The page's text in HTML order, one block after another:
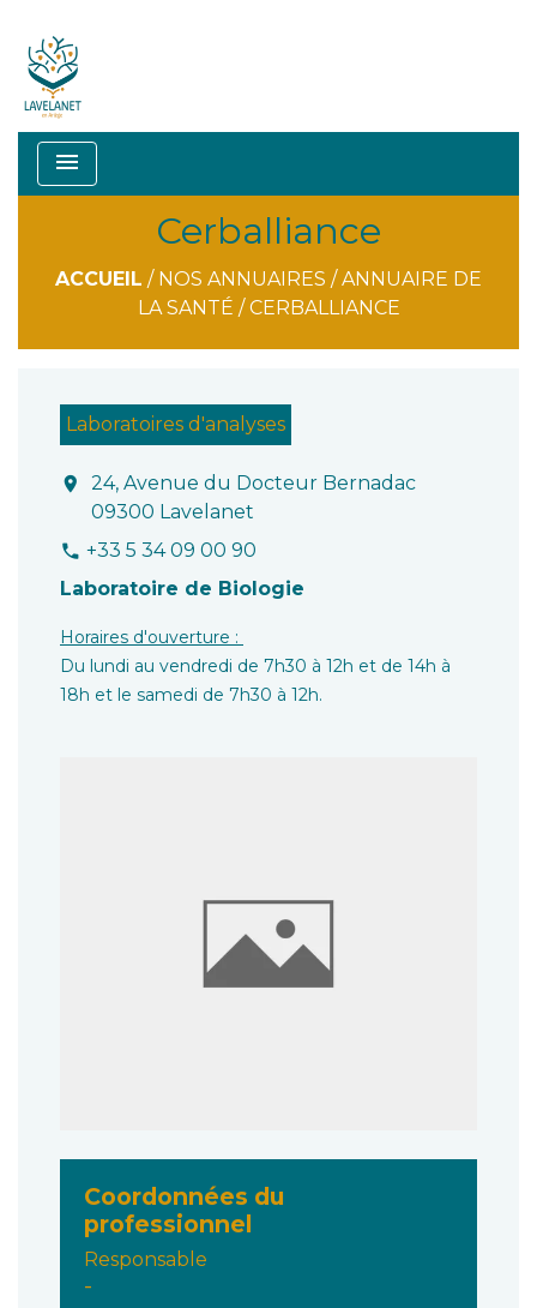
menu
Cerballiance
ACCUEIL / NOS ANNUAIRES /ANNUAIRE DE
LA SANTÉ /CERBALLIANCE
Laboratoires d'analyses
location_on
24, Avenue du Docteur Bernadac
09300 Lavelanet
phone +33 5 34 09 00 90
Laboratoire de Biologie
Horaires d'ouverture :
Du lundi au vendredi de 7h30 à 12h et de 14h à
18h et le samedi de 7h30 à 12h.
Coordonnées du
professionnel
Responsable
-